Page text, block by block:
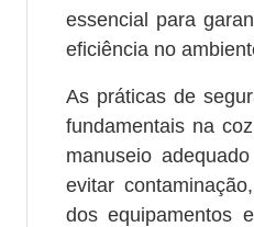
essencial para
eficiência no
As práticas de
fundamentais na
manuseio
evitar
dos equipamentos